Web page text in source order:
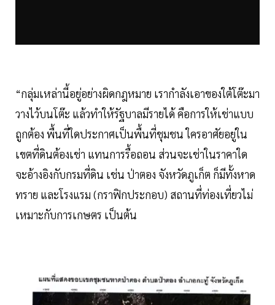
“กลุ่มเหล่านี้อยู่อย่างผิดกฎหมาย เรากำลังเอาของใต้โต๊ะมา
วางไว้บนโต๊ะ แล้วทำให้รัฐบาลมีรายได้ คือการให้เช่าแบบ
ถูกต้อง พื้นที่ใดประกาศเป็นพื้นที่ชุมชน ใครอาศัยอยู่ใน
เขตที่ดินต้องเช่า แทนการรื้อถอน ส่วนจะเช่าในราคาใด
จะอ้างอิงกับกรมที่ดิน เช่น ป่าตอง จังหวัดภูเก็ต ก็มีทั้งหาด
ทราย และโรงแรม (กราฟิกประกอบ) สถานที่ท่องเที่ยวไม่
เหมาะกับการเกษตร เป็นต้น